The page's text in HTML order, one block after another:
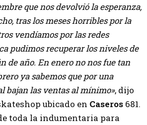
que nos devolvió la esperanza,
tras los meses horribles por la
vendíamos por las redes
pudimos recuperar los niveles de
de año. En enero no nos fue tan
ya sabemos que por una
bajan las ventas al mínimo», dijo
ubicado en Caseros 681.
toda la indumentaria para